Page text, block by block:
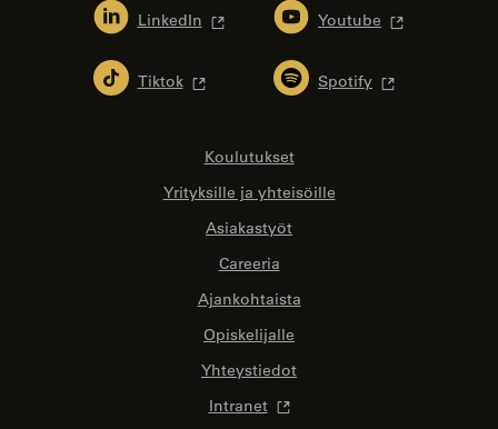
LinkedIn Youtube
Tiktok Spotify
Koulutukset
Yrityksille ja yhteisöille
Asiakastyöt
Careeria
Ajankohtaista
Opiskelijalle
Yhteystiedot
Intranet